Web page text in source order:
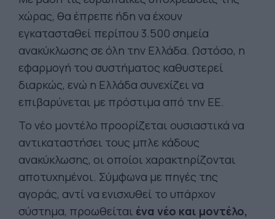
χώρας, θα έπρεπε ήδη να έχουν
εγκατασταθεί περίπου 3.500 σημεία
ανακύκλωσης σε όλη την Ελλάδα. Ωστόσο, η
εφαρμογή του συστήματος καθυστερεί
διαρκώς, ενώ η Ελλάδα συνεχίζει να
επιβαρύνεται με πρόστιμα από την ΕΕ.
Το νέο μοντέλο προορίζεται ουσιαστικά να
αντικαταστήσει τους μπλε κάδους
ανακύκλωσης, οι οποίοι χαρακτηρίζονται
αποτυχημένοι. Σύμφωνα με πηγές της
αγοράς, αντί να ενισχυθεί το υπάρχον
σύστημα, προωθείται ένα νέο και μοντέλο,